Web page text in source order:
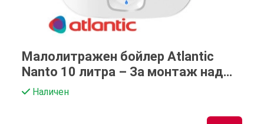
Малолитражен бойлер Atlantic
Nanto 10 литра – За монтаж над
мивка
Наличен